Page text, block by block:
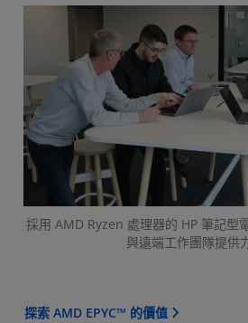
採用 AMD Ryzen 處理器的 HP 筆記型
與遠端工作團隊提供
探索 AMD EPYC™ 的價值